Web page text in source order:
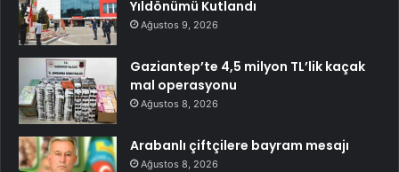
Yıldönümü Kutlandı
Ağustos 9, 2026
Gaziantep’te 4,5 milyon TL’lik kaçak
mal operasyonu
Ağustos 8, 2026
Arabanlı çiftçilere bayram mesajı
Ağustos 8, 2026